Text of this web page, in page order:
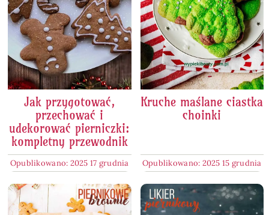
Jak przygotować,
przechować i
udekorować pierniczki:
kompletny przewodnik
Opublikowano: 2025 17 grudnia
Kruche maślane ciastka
choinki
Opublikowano: 2025 15 grudnia